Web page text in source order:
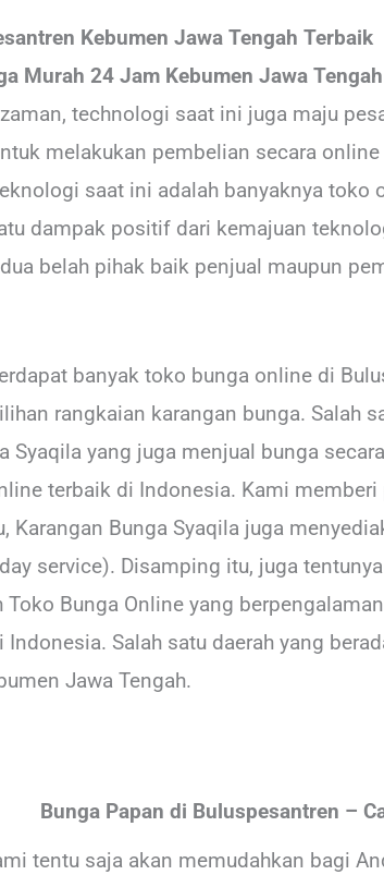
Kebumen Jawa Tengah Terbaik
Murah 24 Jam Kebumen Jawa Tengah
technologi saat ini juga maju
melakukan pembelian secara
saat ini adalah banyaknya toko
dampak positif dari kemajuan
belah pihak baik penjual maupun
banyak toko bunga online di
rangkaian karangan bunga. Salah
Syaqila yang juga menjual bunga
terbaik di Indonesia. Kami
Karangan Bunga Syaqila juga
service). Disamping itu, juga
Bunga Online yang
Indonesia. Salah satu daerah yang
Jawa Tengah.
Bunga Papan di Buluspesantren –
tentu saja akan memudahkan bagi